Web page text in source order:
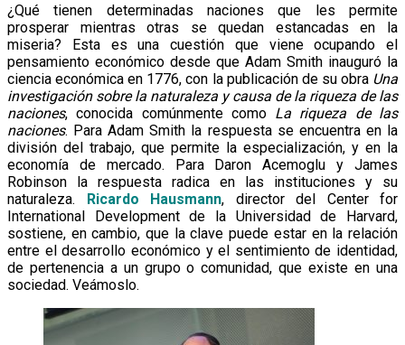
¿Qué tienen determinadas naciones que les permite
prosperar mientras otras se quedan estancadas en la
miseria? Esta es una cuestión que viene ocupando el
pensamiento económico desde que Adam Smith inauguró la
ciencia económica en 1776, con la publicación de su obra Una
investigación sobre la naturaleza y causa de la riqueza de las
naciones, conocida comúnmente como La riqueza de las
naciones. Para Adam Smith la respuesta se encuentra en la
división del trabajo, que permite la especialización, y en la
economía de mercado. Para Daron Acemoglu y James
Robinson la respuesta radica en las instituciones y su
naturaleza. Ricardo Hausmann, director del Center for
International Development de la Universidad de Harvard,
sostiene, en cambio, que la clave puede estar en la relación
entre el desarrollo económico y el sentimiento de identidad,
de pertenencia a un grupo o comunidad, que existe en una
sociedad. Veámoslo.